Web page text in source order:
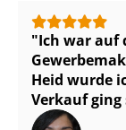
Ich war auf
Heid wurde
Verkauf ging